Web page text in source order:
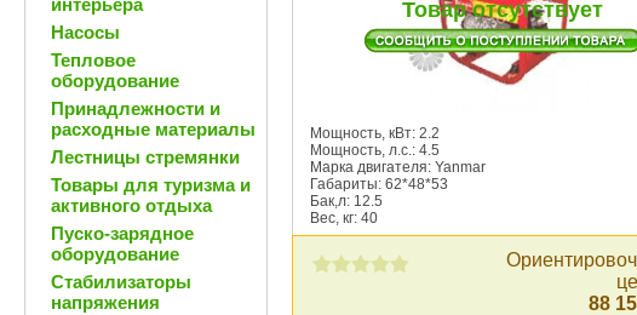
интерьера
Насосы
Тепловое
оборудование
Принадлежности и
расходные материалы
Лестницы стремянки
Товары для туризма и
активного отдыха
Пуско-зарядное
оборудование
Стабилизаторы
напряжения
Товар отсутствует
Мощность, кВт: 2.2
Мощность, л.с.: 4.5
Марка двигателя: Yanmar
Габариты: 62*48*53
Бак,л: 12.5
Вес, кг: 40
88